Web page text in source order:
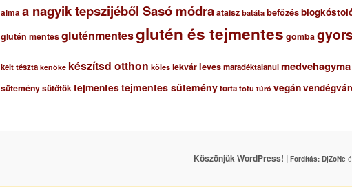
almaa nagyik tepszijéből Sasó módraataisz batáta befőzés
glutén mentesgluténmentesglutén és tejmentes gomba
kelt tészta kenőke készítsd otthon köles lekvárlevesmaradéktalanulmedvehagyma
süteménysütőtöktejmentestejmentes süteménytorta totu túró vegán
Köszönjük WordPress! | Fordítás: DjZoNe